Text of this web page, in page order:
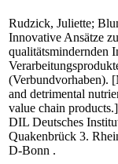
Rudzick, Juliette;
Innovative Ansätze
qualitätsmindernden
(Verbundvorhaben).
and detrimental
value chain
DIL Deutsches
Quakenbrück 3.
D-Bonn .